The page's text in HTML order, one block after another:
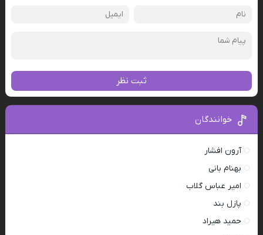
ثبت نظر
خوانندگان
آرون افشار
بهنام بانی
امیر عباس گلاب
پازل بند
حمید هیراد